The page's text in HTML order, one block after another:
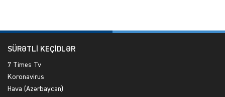
SÜRƏTLİ KEÇİDLƏR
7 Times Tv
Koronavirus
Hava (Azərbaycan)